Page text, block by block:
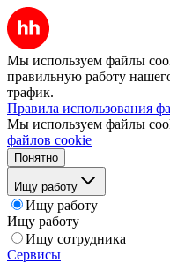
Мы используем файлы
правильную работу
трафик.
Правила использования
Мы используем файлы
файлов cookie
Понятно
Ищу работу
Ищу работу
Ищу работу
Ищу сотрудника
Сервисы